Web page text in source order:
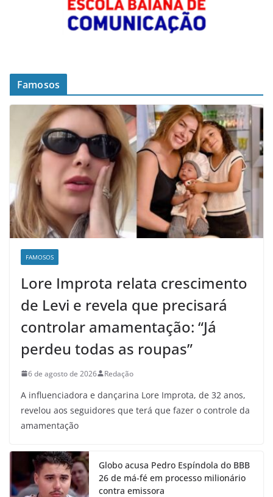
Famosos
FAMOSOS
Lore Improta relata crescimento
de Levi e revela que precisará
controlar amamentação: “Já
perdeu todas as roupas”
6 de agosto de 2026 Redação
A influenciadora e dançarina Lore Improta, de 32 anos,
revelou aos seguidores que terá que fazer o controle da
amamentação
Globo acusa Pedro Espíndola do BBB
26 de má-fé em processo milionário
contra emissora